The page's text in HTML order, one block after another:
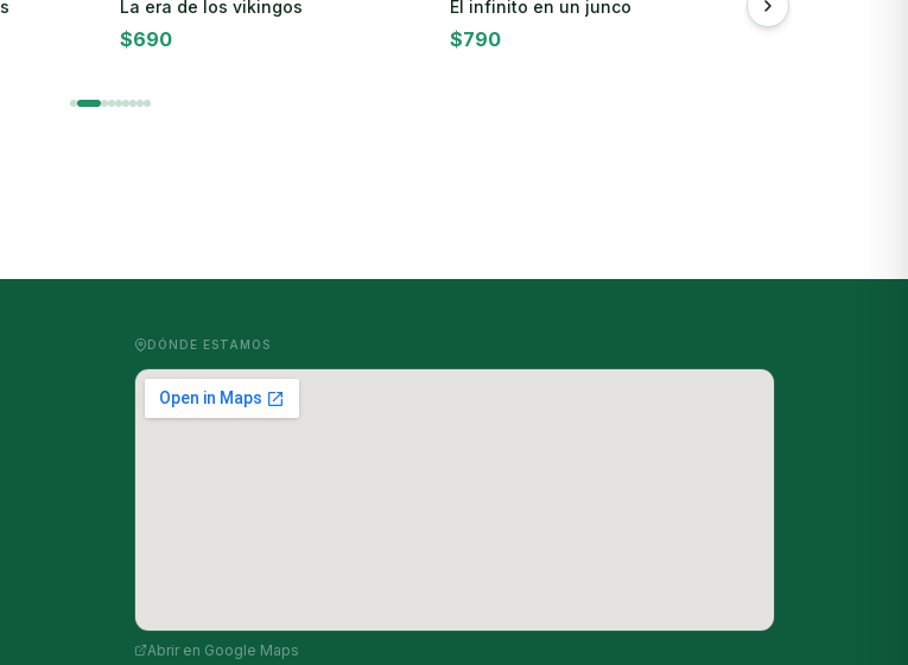
La era de los vikingos
$690
El infinito en un junco
$790
La gran farsa
DÓNDE ESTAMOS
Abrir en Google Maps